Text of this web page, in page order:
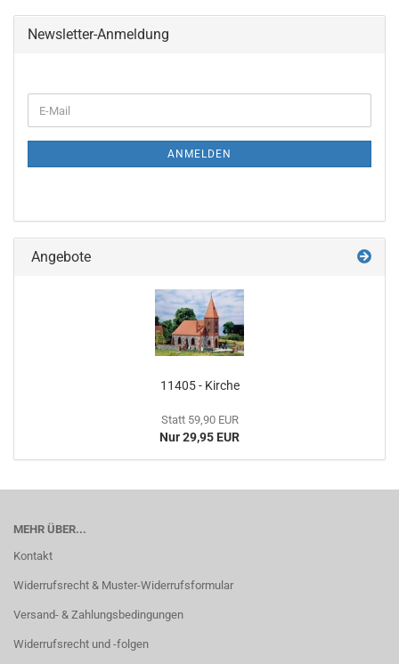
Newsletter-Anmeldung
ZUR
E-
Mail
ANMELDEN
Angebote
11405 - Kirche
Statt 59,90 EUR
Nur 29,95 EUR
MEHR ÜBER...
Kontakt
Widerrufsrecht & Muster-Widerrufsformular
Versand- & Zahlungsbedingungen
Widerrufsrecht und -folgen